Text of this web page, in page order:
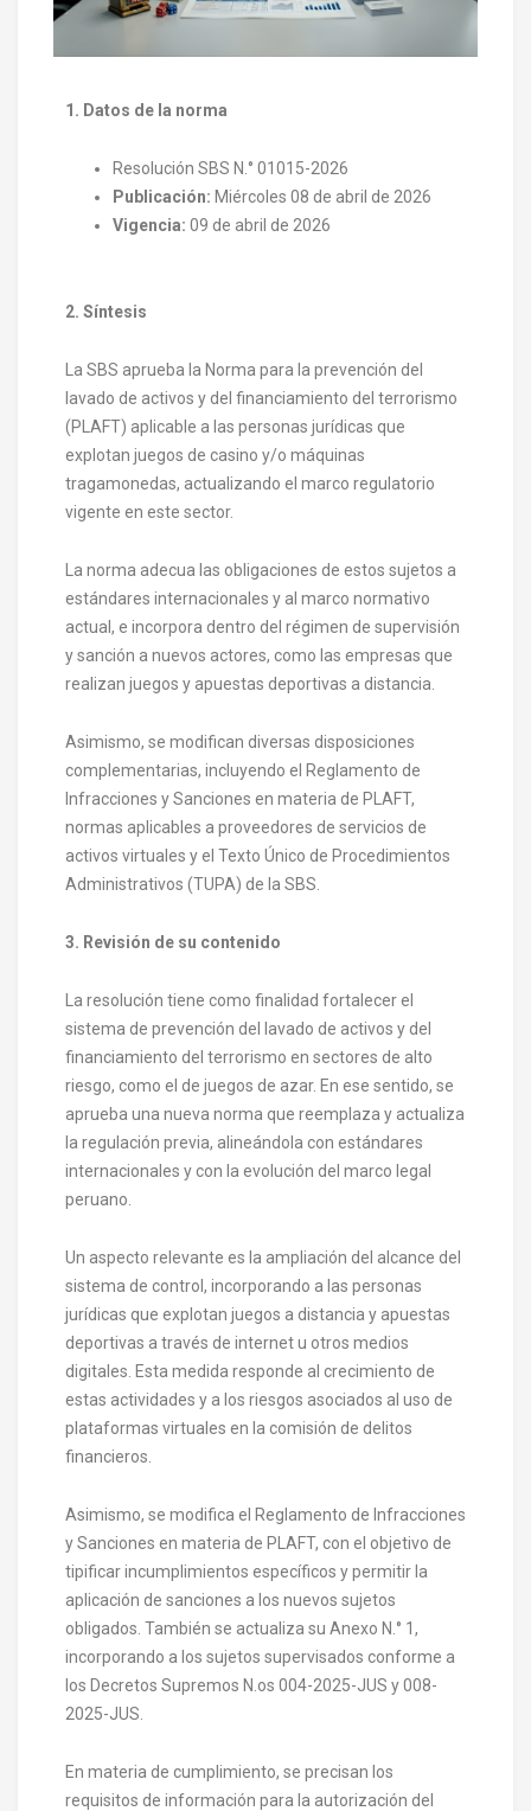
1. Datos de la norma
Resolución SBS N.° 01015-2026
Publicación: Miércoles 08 de abril de 2026
Vigencia: 09 de abril de 2026
2. Síntesis
La SBS aprueba la Norma para la prevención del
lavado de activos y del financiamiento del terrorismo
(PLAFT) aplicable a las personas jurídicas que
explotan juegos de casino y/o máquinas
tragamonedas, actualizando el marco regulatorio
vigente en este sector.
La norma adecua las obligaciones de estos sujetos a
estándares internacionales y al marco normativo
actual, e incorpora dentro del régimen de supervisión
y sanción a nuevos actores, como las empresas que
realizan juegos y apuestas deportivas a distancia.
Asimismo, se modifican diversas disposiciones
complementarias, incluyendo el Reglamento de
Infracciones y Sanciones en materia de PLAFT,
normas aplicables a proveedores de servicios de
activos virtuales y el Texto Único de Procedimientos
Administrativos (TUPA) de la SBS.
3. Revisión de su contenido
La resolución tiene como finalidad fortalecer el
sistema de prevención del lavado de activos y del
financiamiento del terrorismo en sectores de alto
riesgo, como el de juegos de azar. En ese sentido, se
aprueba una nueva norma que reemplaza y actualiza
la regulación previa, alineándola con estándares
internacionales y con la evolución del marco legal
peruano.
Un aspecto relevante es la ampliación del alcance del
sistema de control, incorporando a las personas
jurídicas que explotan juegos a distancia y apuestas
deportivas a través de internet u otros medios
digitales. Esta medida responde al crecimiento de
estas actividades y a los riesgos asociados al uso de
plataformas virtuales en la comisión de delitos
financieros.
Asimismo, se modifica el Reglamento de Infracciones
y Sanciones en materia de PLAFT, con el objetivo de
tipificar incumplimientos específicos y permitir la
aplicación de sanciones a los nuevos sujetos
obligados. También se actualiza su Anexo N.° 1,
incorporando a los sujetos supervisados conforme a
los Decretos Supremos N.os 004-2025-JUS y 008-
2025-JUS.
En materia de cumplimiento, se precisan los
requisitos de información para la autorización del